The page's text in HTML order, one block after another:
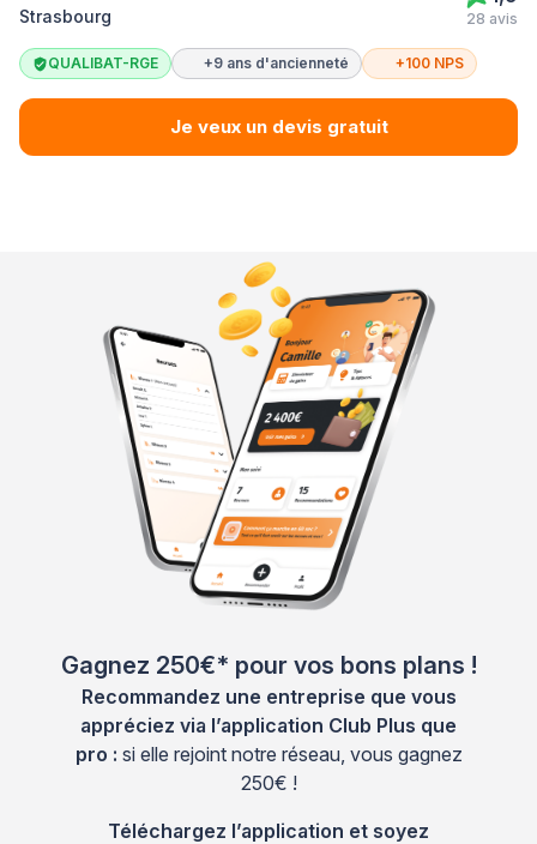
Strasbourg
28 avis
QUALIBAT-RGE +9 ans d'ancienneté +100 NPS
Je veux un devis gratuit
Gagnez 250€* pour vos bons plans !
Recommandez une entreprise que vous
appréciez via l’application Club Plus que
pro : si elle rejoint notre réseau, vous gagnez
250€ !
Téléchargez l’application et soyez